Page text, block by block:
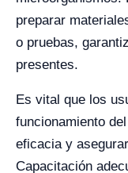
preparar
o pruebas,
presentes.
Es vital que los
funcionamiento
eficacia y
Capacitación